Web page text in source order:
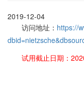
2019-12-04
访问地址： https://
试用截止日期：